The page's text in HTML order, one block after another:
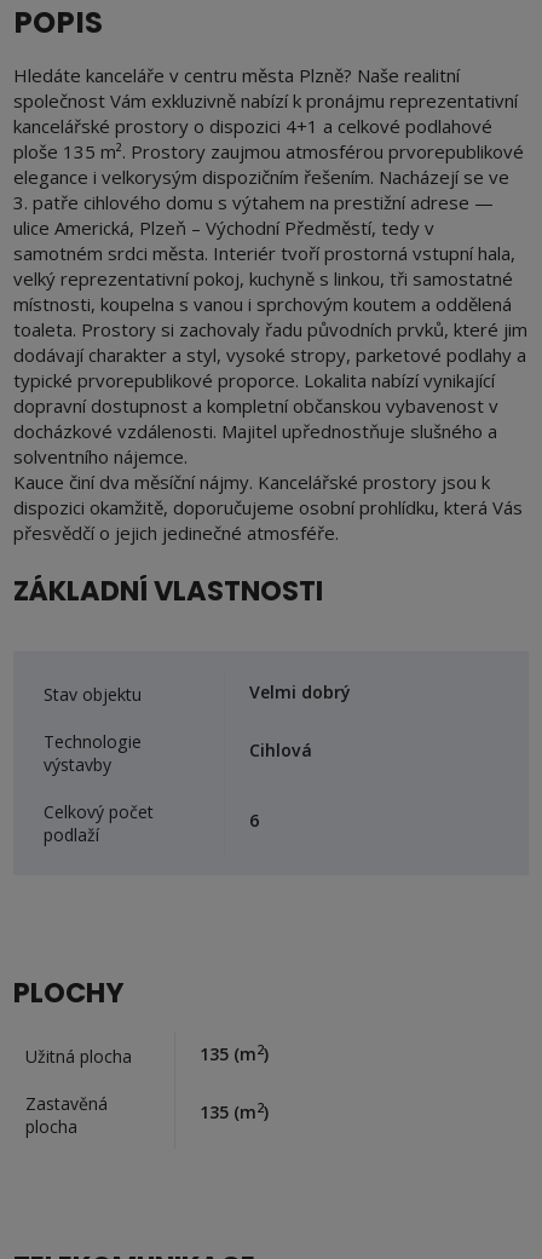
POPIS
Hledáte kanceláře v centru města Plzně? Naše realitní
společnost Vám exkluzivně nabízí k pronájmu reprezentativní
kancelářské prostory o dispozici 4+1 a celkové podlahové
ploše 135 m². Prostory zaujmou atmosférou prvorepublikové
elegance i velkorysým dispozičním řešením. Nacházejí se ve
3. patře cihlového domu s výtahem na prestižní adrese —
ulice Americká, Plzeň – Východní Předměstí, tedy v
samotném srdci města. Interiér tvoří prostorná vstupní hala,
velký reprezentativní pokoj, kuchyně s linkou, tři samostatné
místnosti, koupelna s vanou i sprchovým koutem a oddělená
toaleta. Prostory si zachovaly řadu původních prvků, které jim
dodávají charakter a styl, vysoké stropy, parketové podlahy a
typické prvorepublikové proporce. Lokalita nabízí vynikající
dopravní dostupnost a kompletní občanskou vybavenost v
docházkové vzdálenosti. Majitel upřednostňuje slušného a
solventního nájemce.
Kauce činí dva měsíční nájmy. Kancelářské prostory jsou k
dispozici okamžitě, doporučujeme osobní prohlídku, která Vás
přesvědčí o jejich jedinečné atmosféře.
ZÁKLADNÍ VLASTNOSTI
Stav objektu Velmi dobrý
Technologie
výstavby
Cihlová
Celkový počet
podlaží
6
PLOCHY
Užitná plocha 135 (m2)
Zastavěná
plocha
135 (m2)